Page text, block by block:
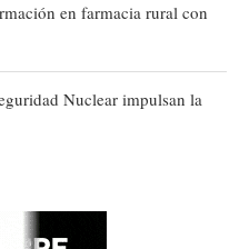
en farmacia rural con
Nuclear impulsan la